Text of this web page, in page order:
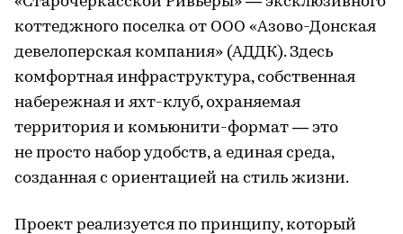
коттеджного поселка от ООО «Азово-Донская
девелоперская компания» (АДДК). Здесь
комфортная инфраструктура, собственная
набережная и яхт-клуб, охраняемая
территория и комьюнити-формат — это
не просто набор удобств, а единая среда,
созданная с ориентацией на стиль жизни.
Проект реализуется по принципу, который